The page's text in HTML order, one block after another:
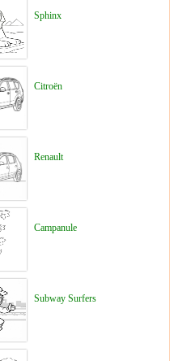
Sphinx
Citroën
Renault
Campanule
Subway Surfers